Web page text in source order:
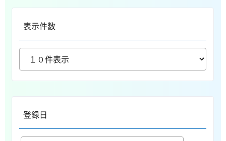
表示件数
登録日